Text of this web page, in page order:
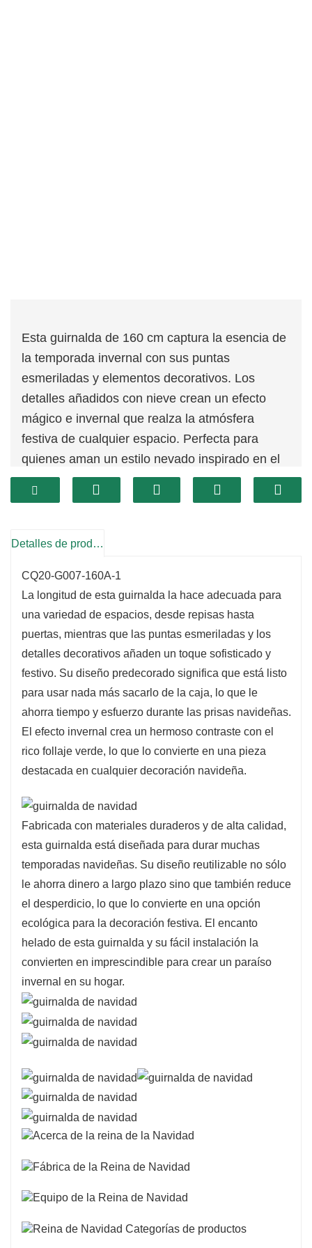
Esta guirnalda de 160 cm captura la esencia de
la temporada invernal con sus puntas
esmeriladas y elementos decorativos. Los
detalles añadidos con nieve crean un efecto
mágico e invernal que realza la atmósfera
festiva de cualquier espacio. Perfecta para
quienes aman un estilo nevado inspirado en el
aire libre, esta guirnalda trae la belleza del aire
libre al interior, creando una sensación
Detalles de producto
CQ20-G007-160A-1
La longitud de esta guirnalda la hace adecuada para
una variedad de espacios, desde repisas hasta
puertas, mientras que las puntas esmeriladas y los
detalles decorativos añaden un toque sofisticado y
festivo. Su diseño predecorado significa que está listo
para usar nada más sacarlo de la caja, lo que le
ahorra tiempo y esfuerzo durante las prisas navideñas.
El efecto invernal crea un hermoso contraste con el
rico follaje verde, lo que lo convierte en una pieza
destacada en cualquier decoración navideña.
Fabricada con materiales duraderos y de alta calidad,
esta guirnalda está diseñada para durar muchas
temporadas navideñas. Su diseño reutilizable no sólo
le ahorra dinero a largo plazo sino que también reduce
el desperdicio, lo que lo convierte en una opción
ecológica para la decoración festiva. El encanto
helado de esta guirnalda y su fácil instalación la
convierten en imprescindible para crear un paraíso
invernal en su hogar.